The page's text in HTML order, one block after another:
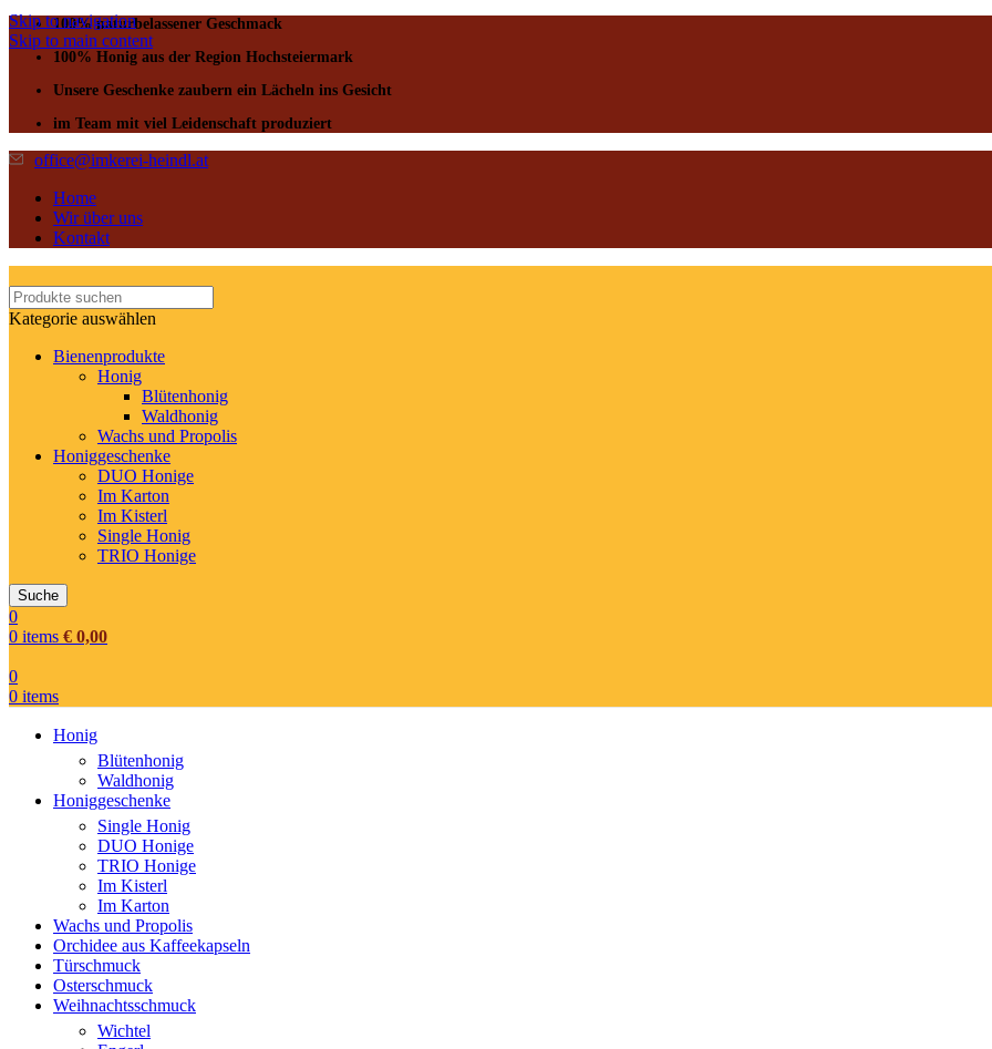
Skip to navigation
Skip to main content
100% naturbelassener Geschmack
100% Honig aus der Region Hochsteiermark
Unsere Geschenke zaubern ein Lächeln ins Gesicht
im Team mit viel Leidenschaft produziert
office@imkerei-heindl.at
Home
Wir über uns
Kontakt
Kategorie auswählen
Bienenprodukte
Honig
Blütenhonig
Waldhonig
Wachs und Propolis
Honiggeschenke
DUO Honige
Im Karton
Im Kisterl
Single Honig
TRIO Honige
Suche
0
0 items € 0,00
0
0 items
Honig
Blütenhonig
Waldhonig
Honiggeschenke
Single Honig
DUO Honige
TRIO Honige
Im Kisterl
Im Karton
Wachs und Propolis
Orchidee aus Kaffeekapseln
Türschmuck
Osterschmuck
Weihnachtsschmuck
Wichtel